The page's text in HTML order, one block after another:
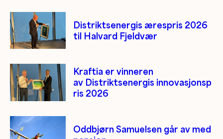
Distriktsenergis ærespris 2026
til Halvard Fjeldvær
Kraftia er vinneren
av Distriktsenergis innovasjonsp
ris 2026
Oddbjørn Samuelsen går av med